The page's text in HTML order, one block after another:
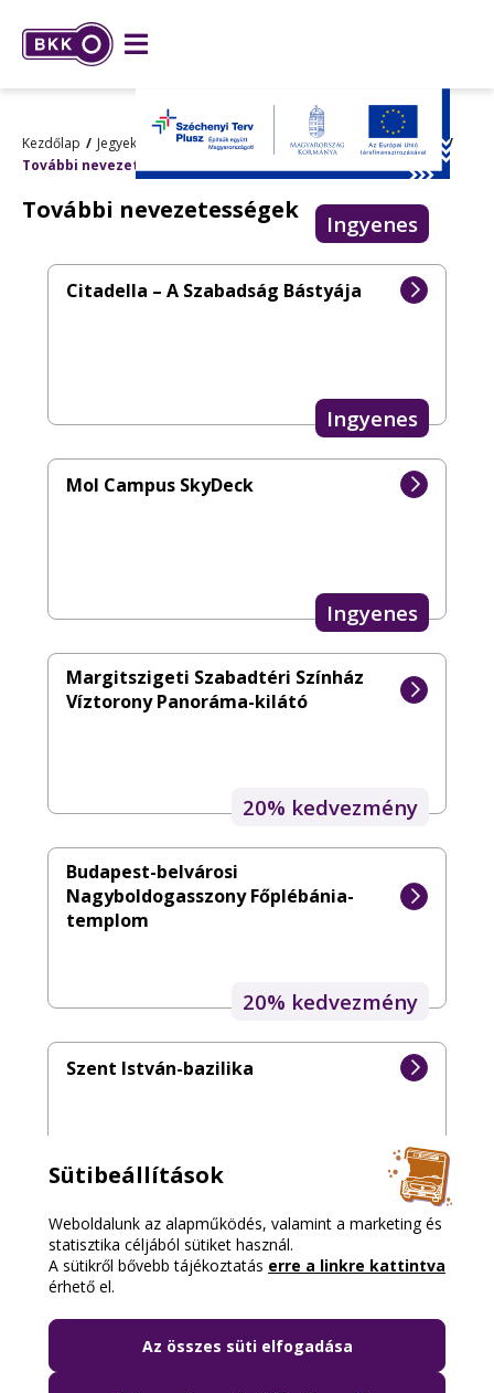
Kezdőlap Jegyek és bérletek Budapest Kártya
Elfogadóhelyek
További nevezetességek
További nevezetességek Ingyenes
Citadella – A Szabadság Bástyája
Ingyenes
Mol Campus SkyDeck
Ingyenes
Margitszigeti Szabadtéri Színház
Víztorony Panoráma-kilátó
20% kedvezmény
Budapest-belvárosi
Nagyboldogasszony Főplébánia-
templom
20% kedvezmény
Szent István-bazilika
20% kedvezmény
Magyar Zene Háza
Sütibeállítások
Weboldalunk az alapműködés, valamint a marketing és
statisztika céljából sütiket használ.
A sütikről bővebb tájékoztatás erre a linkre kattintva
érhető el.
Az összes süti elfogadása